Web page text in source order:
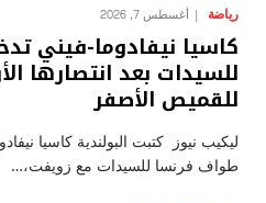
رياضة أغسطس 7, 2026
كاسيا نيفادوما-فيني
للسيدات بعد انتصارها
للقميص الأصفر
ليكيب نيوز كتبت البولندية كاسيا
طواف فرنسا للسيدات مع زويفت،…